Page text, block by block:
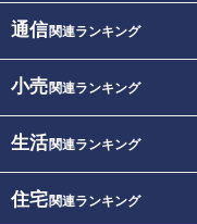
通信関連ランキング
小売関連ランキング
生活関連ランキング
住宅関連ランキング